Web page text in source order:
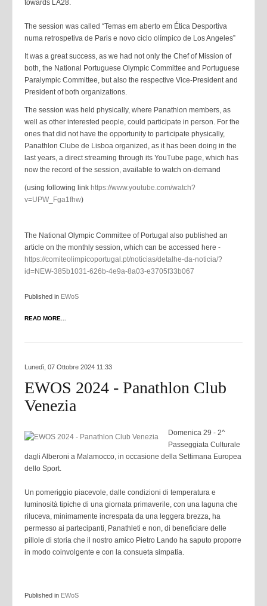
towards LA28.
The session was called “Temas em aberto em Ética Desportiva
numa retrospetiva de Paris e novo ciclo olímpico de Los Angeles”
It was a great success, as we had not only the Chef of Mission of
both, the National Portuguese Olympic Committee and Portuguese
Paralympic Committee, but also the respective Vice-President and
President of both organizations.
The session was held physically, where Panathlon members, as
well as other interested people, could participate in person. For the
ones that did not have the opportunity to participate physically,
Panathlon Clube de Lisboa organized, as it has been doing in the
last years, a direct streaming through its YouTube page, which has
now the record of the session, available to watch on-demand
(using following link https://www.youtube.com/watch?
v=UPW_Fga1fhw)
The National Olympic Committee of Portugal also published an
article on the monthly session, which can be accessed here -
https://comiteolimpicoportugal.pt/noticias/detalhe-da-noticia/?
id=NEW-385b1031-626b-4e9a-8a03-e3705f33b067
Published in EWoS
READ MORE...
Lunedì, 07 Ottobre 2024 11:33
EWOS 2024 - Panathlon Club
Venezia
Domenica 29 - 2^
Passeggiata Culturale
dagli Alberoni a Malamocco, in occasione della Settimana Europea
dello Sport.
Un pomeriggio piacevole, dalle condizioni di temperatura e
luminosità tipiche di una giornata primaverile, con una laguna che
riluceva, minimamente increspata da una leggera brezza, ha
permesso ai partecipanti, Panathleti e non, di beneficiare delle
pillole di storia che il nostro amico Pietro Lando ha saputo proporre
in modo coinvolgente e con la consueta simpatia.
Published in EWoS